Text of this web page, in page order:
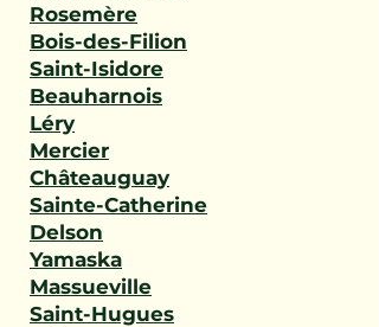
Rosemère
Bois-des-Filion
Saint-Isidore
Beauharnois
Léry
Mercier
Châteauguay
Sainte-Catherine
Delson
Yamaska
Massueville
Saint-Hugues